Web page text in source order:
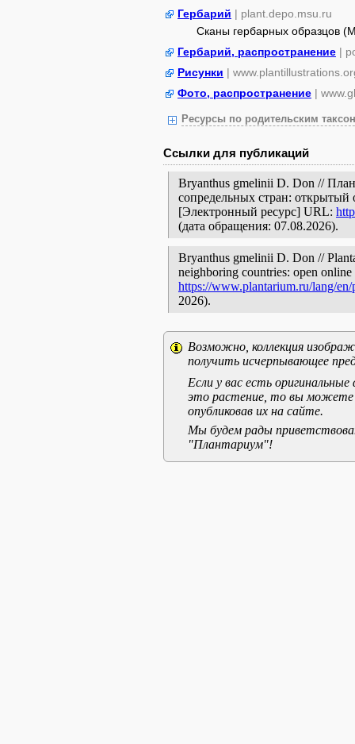
Гербарий | plant.depo.msu.ru
Сканы гербарных образцов
Гербарий, распространение |
Рисунки |
Фото, распространение |
Ресурсы по родительским
Ссылки для публикаций
Bryanthus gmelinii D. Don //
сопредельных стран: открытый
[Электронный ресурс] URL:
(дата обращения: 07.08.2026).
Bryanthus gmelinii D. Don //
neighboring countries: open
https://www.plantarium.ru/lang/
2026).
Возможно, коллекция
получить исчерпывающее
Если у вас есть
это растение, то вы можете
опубликовав их на сайте.
Мы будем рады
"Плантариум"!